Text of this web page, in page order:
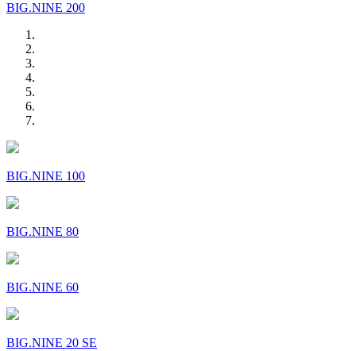
BIG.NINE 200
BIG.NINE 100
BIG.NINE 80
BIG.NINE 60
BIG.NINE 20 SE